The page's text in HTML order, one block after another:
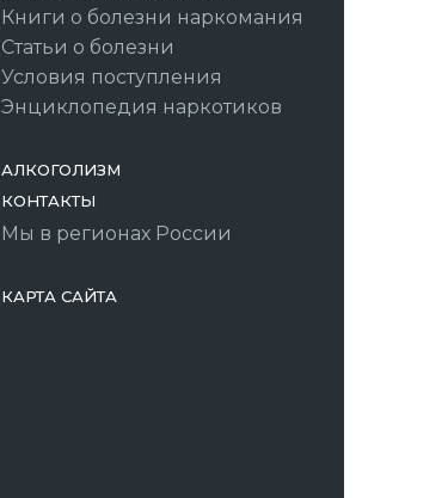
Книги о болезни наркомания
Статьи о болезни
Условия поступления
Энциклопедия наркотиков
АЛКОГОЛИЗМ
КОНТАКТЫ
Мы в регионах России
КАРТА САЙТА